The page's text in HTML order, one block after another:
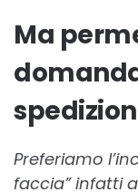
Ma
Preferiamo
faccia” infatti